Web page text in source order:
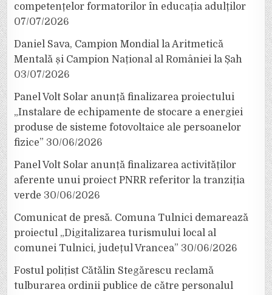
competențelor formatorilor în educația adulților
07/07/2026
Daniel Sava, Campion Mondial la Aritmetică
Mentală și Campion Național al României la Șah
03/07/2026
Panel Volt Solar anunță finalizarea proiectului
„Instalare de echipamente de stocare a energiei
produse de sisteme fotovoltaice ale persoanelor
fizice” 30/06/2026
Panel Volt Solar anunță finalizarea activităților
aferente unui proiect PNRR referitor la tranziția
verde 30/06/2026
Comunicat de presă. Comuna Tulnici demarează
proiectul „Digitalizarea turismului local al
comunei Tulnici, județul Vrancea” 30/06/2026
Fostul polițist Cătălin Stegărescu reclamă
tulburarea ordinii publice de către personalul